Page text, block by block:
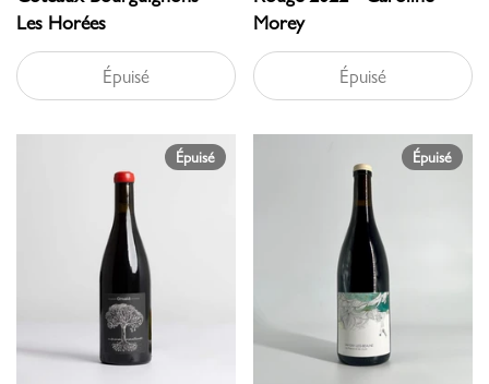
Les Horées
Épuisé
Morey
Épuisé
Épuisé Épuisé